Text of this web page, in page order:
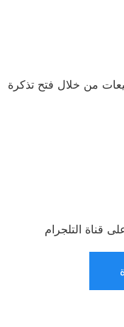
من خلال فتح تذكرة
قناة التلجرام